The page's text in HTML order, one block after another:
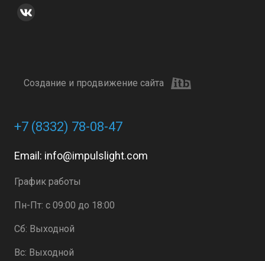
Создание и продвижение сайта
+7 (8332) 78-08-47
Email: info@impulslight.com
График работы
Пн-Пт: с 09:00 до 18:00
Сб: Выходной
Вс: Выходной